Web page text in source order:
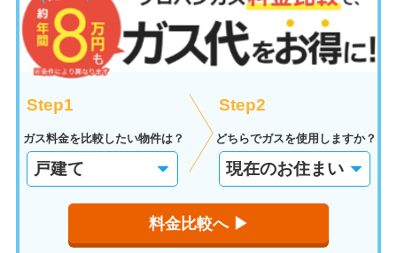
Step1
ガス料金を比較したい物件は？
Step2
どちらでガスを使用しますか？
料金比較へ ▶︎